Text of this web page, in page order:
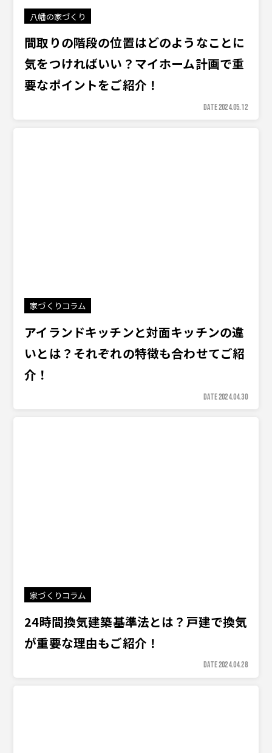
八幡の家づくり
間取りの階段の位置はどのようなことに
気をつければいい？マイホーム計画で重
要なポイントをご紹介！
DATE 2024.05.12
家づくりコラム
アイランドキッチンと対面キッチンの違
いとは？それぞれの特徴も合わせてご紹
介！
DATE 2024.04.30
家づくりコラム
24時間換気建築基準法とは？戸建で換気
が重要な理由もご紹介！
DATE 2024.04.28